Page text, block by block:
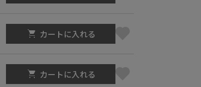
カートに入れる
カートに入れる